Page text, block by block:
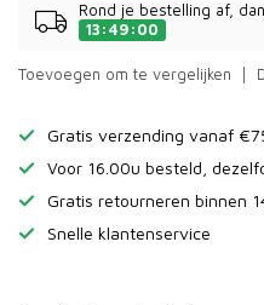
Rond je bestelling af,
13:49:00
Toevoegen om te vergelijken
Gratis verzending vanaf
Voor 16.00u besteld,
Gratis retourneren binnen
Snelle klantenservice